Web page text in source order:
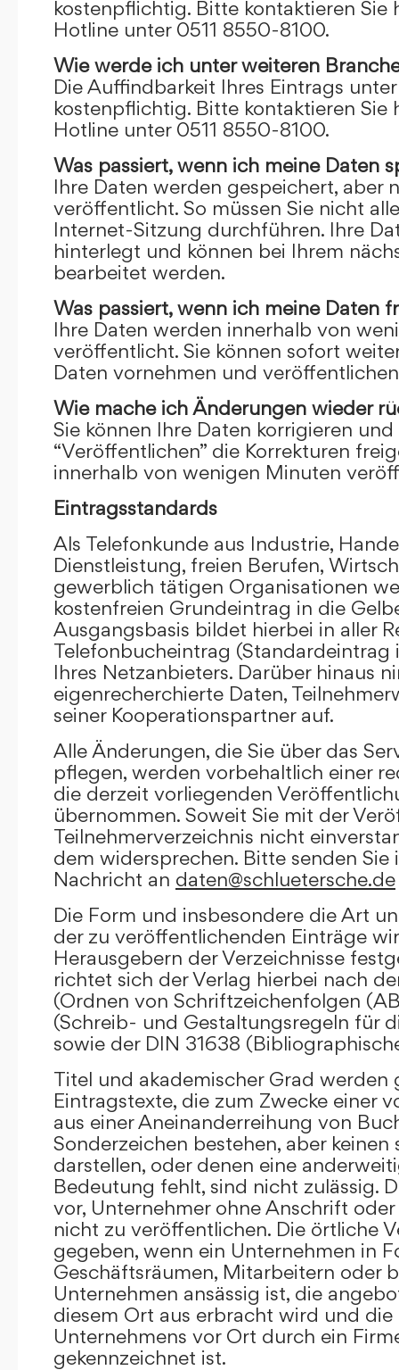
kostenpflichtig. Bitte kontaktieren Sie
Hotline unter 0511 8550-8100.
Wie werde ich unter weiteren
Die Auffindbarkeit Ihres Eintrags
kostenpflichtig. Bitte kontaktieren Sie
Hotline unter 0511 8550-8100.
Was passiert, wenn ich meine Daten
Ihre Daten werden gespeichert, aber
veröffentlicht. So müssen Sie nicht
Internet-Sitzung durchführen. Ihre
hinterlegt und können bei Ihrem
bearbeitet werden.
Was passiert, wenn ich meine Daten
Ihre Daten werden innerhalb von
veröffentlicht. Sie können sofort
Daten vornehmen und
Wie mache ich Änderungen wieder
Sie können Ihre Daten korrigieren
“Veröffentlichen” die Korrekturen
innerhalb von wenigen Minuten
Eintragsstandards
Als Telefonkunde aus Industrie,
Dienstleistung, freien Berufen,
gewerblich tätigen Organisationen
kostenfreien Grundeintrag in die
Ausgangsbasis bildet hierbei in aller
Telefonbucheintrag (Standardeintrag
Ihres Netzanbieters. Darüber hinaus
eigenrecherchierte Daten,
seiner Kooperationspartner auf.
Alle Änderungen, die Sie über das
pflegen, werden vorbehaltlich einer
die derzeit vorliegenden
übernommen. Soweit Sie mit der
Teilnehmerverzeichnis nicht
dem widersprechen. Bitte senden Sie
Nachricht an daten@schluetersche.de
Die Form und insbesondere die Art
der zu veröffentlichenden Einträge
Herausgebern der Verzeichnisse
richtet sich der Verlag hierbei nach
(Ordnen von Schriftzeichenfolgen
(Schreib- und Gestaltungsregeln für
sowie der DIN 31638
Titel und akademischer Grad werden
Eintragstexte, die zum Zwecke einer
aus einer Aneinanderreihung von
Sonderzeichen bestehen, aber keinen
darstellen, oder denen eine
Bedeutung fehlt, sind nicht zulässig.
vor, Unternehmer ohne Anschrift
nicht zu veröffentlichen. Die örtliche
gegeben, wenn ein Unternehmen in
Geschäftsräumen, Mitarbeitern oder
Unternehmen ansässig ist, die
diesem Ort aus erbracht wird und die
Unternehmens vor Ort durch ein
gekennzeichnet ist.